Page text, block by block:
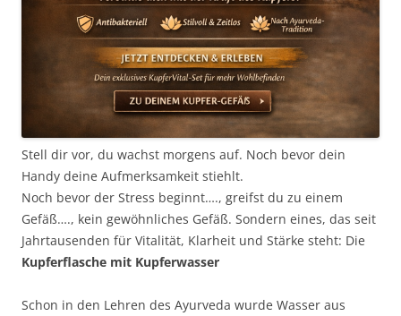
Stell dir vor, du wachst morgens auf. Noch bevor dein
Handy deine Aufmerksamkeit stiehlt.
Noch bevor der Stress beginnt…., greifst du zu einem
Gefäß…., kein gewöhnliches Gefäß. Sondern eines, das seit
Jahrtausenden für Vitalität, Klarheit und Stärke steht: Die
Kupferflasche mit Kupferwasser
Schon in den Lehren des Ayurveda wurde Wasser aus